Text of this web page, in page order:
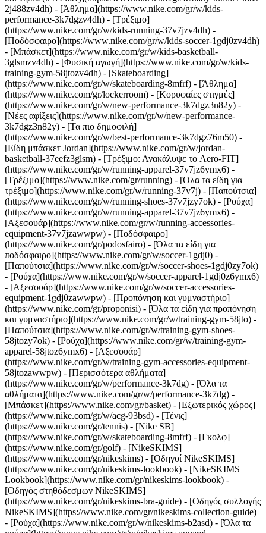
2j488zv4dh) - [Άθλημα](https://www.nike.com/gr/w/kids-
performance-3k7dgzv4dh) - [Τρέξιμο]
(https://www.nike.com/gr/w/kids-running-37v7jzv4dh) -
[Ποδόσφαιρο](https://www.nike.com/gr/w/kids-soccer-1gdj0zv4dh)
- [Μπάσκετ](https://www.nike.com/gr/w/kids-basketball-
3glsmzv4dh) - [Φυσική αγωγή](https://www.nike.com/gr/w/kids-
training-gym-58jtozv4dh) - [Skateboarding]
(https://www.nike.com/gr/w/skateboarding-8mfrf) - [Άθλημα]
(https://www.nike.com/gr/lockerroom) - [Κορυφαίες στιγμές]
(https://www.nike.com/gr/w/new-performance-3k7dgz3n82y) -
[Νέες αφίξεις](https://www.nike.com/gr/w/new-performance-
3k7dgz3n82y) - [Τα πιο δημοφιλή]
(https://www.nike.com/gr/w/best-performance-3k7dgz76m50) -
[Είδη μπάσκετ Jordan](https://www.nike.com/gr/w/jordan-
basketball-37eefz3glsm) - [Τρέξιμο: Ανακάλυψε το Aero-FIT]
(https://www.nike.com/gr/w/running-apparel-37v7jz6ymx6) -
[Τρέξιμο](https://www.nike.com/gr/running) - [Όλα τα είδη για
τρέξιμο](https://www.nike.com/gr/w/running-37v7j) - [Παπούτσια]
(https://www.nike.com/gr/w/running-shoes-37v7jzy7ok) - [Ρούχα]
(https://www.nike.com/gr/w/running-apparel-37v7jz6ymx6) -
[Αξεσουάρ](https://www.nike.com/gr/w/running-accessories-
equipment-37v7jzawwpw) - [Ποδόσφαιρο]
(https://www.nike.com/gr/podosfairo) - [Όλα τα είδη για
ποδόσφαιρο](https://www.nike.com/gr/w/soccer-1gdj0) -
[Παπούτσια](https://www.nike.com/gr/w/soccer-shoes-1gdj0zy7ok)
- [Ρούχα](https://www.nike.com/gr/w/soccer-apparel-1gdj0z6ymx6)
- [Αξεσουάρ](https://www.nike.com/gr/w/soccer-accessories-
equipment-1gdj0zawwpw) - [Προπόνηση και γυμναστήριο]
(https://www.nike.com/gr/proponisi) - [Όλα τα είδη για προπόνηση
και γυμναστήριο](https://www.nike.com/gr/w/training-gym-58jto) -
[Παπούτσια](https://www.nike.com/gr/w/training-gym-shoes-
58jtozy7ok) - [Ρούχα](https://www.nike.com/gr/w/training-gym-
apparel-58jtoz6ymx6) - [Αξεσουάρ]
(https://www.nike.com/gr/w/training-gym-accessories-equipment-
58jtozawwpw) - [Περισσότερα αθλήματα]
(https://www.nike.com/gr/w/performance-3k7dg) - [Όλα τα
αθλήματα](https://www.nike.com/gr/w/performance-3k7dg) -
[Μπάσκετ](https://www.nike.com/gr/basket) - [Εξωτερικός χώρος]
(https://www.nike.com/gr/w/acg-93bsd) - [Τένις]
(https://www.nike.com/gr/tennis) - [Nike SB]
(https://www.nike.com/gr/w/skateboarding-8mfrf) - [Γκολφ]
(https://www.nike.com/gr/golf) - [NikeSKIMS]
(https://www.nike.com/gr/nikeskims) - [Οδηγοί NikeSKIMS]
(https://www.nike.com/gr/nikeskims-lookbook) - [NikeSKIMS
Lookbook](https://www.nike.com/gr/nikeskims-lookbook) -
[Οδηγός στηθόδεσμων NikeSKIMS]
(https://www.nike.com/gr/nikeskims-bra-guide) - [Οδηγός συλλογής
NikeSKIMS](https://www.nike.com/gr/nikeskims-collection-guide)
- [Ρούχα](https://www.nike.com/gr/w/nikeskims-b2asd) - [Όλα τα